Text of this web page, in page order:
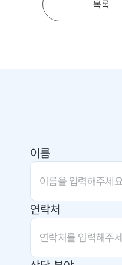
목록
이름
연락처